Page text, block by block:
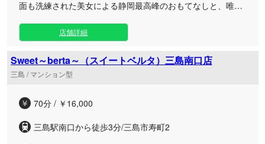
面も洗練された美女による静岡最高峰のおもてなしと、唯一
利な三島ルームは、日々の忙しさから解放されて贅沢な時間
を過ごしたい男性に最適です。落ち着いたプライベート空間
のなか、選び抜かれたセラピストが心を込めて丁寧に施術を
行います。 細やかな気配りと真心のこもったサービスで、二
人きりの甘い恋人気分を楽しみながら、心身ともに深いリフ
日の自分へのご褒美など、お好きな時間帯にぜひご利用くだ
店舗詳細
Sweet～berta～（スイートベルタ）三島南口店
三島 / マンション型
70分 / ￥16,000
三島駅南口から徒歩3分/三島市寿町2